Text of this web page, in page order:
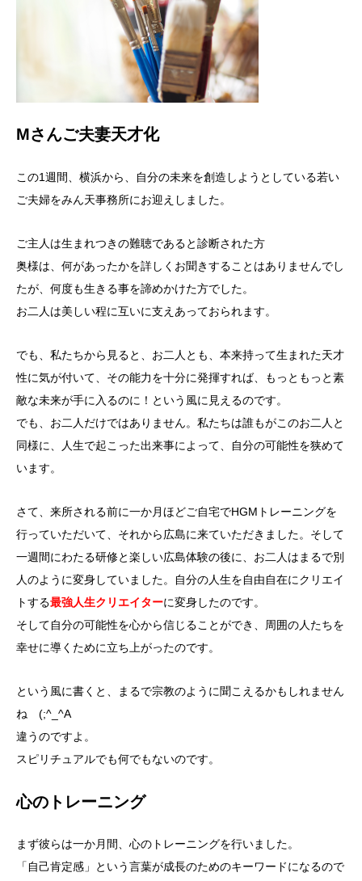
Mさんご夫妻天才化
この1週間、横浜から、自分の未来を創造しようとしている若い
ご夫婦をみん天事務所にお迎えしました。
ご主人は生まれつきの難聴であると診断された方
奥様は、何があったかを詳しくお聞きすることはありませんでし
たが、何度も生きる事を諦めかけた方でした。
お二人は美しい程に互いに支えあっておられます。
でも、私たちから見ると、お二人とも、本来持って生まれた天才
性に気が付いて、その能力を十分に発揮すれば、もっともっと素
敵な未来が手に入るのに！という風に見えるのです。
でも、お二人だけではありません。私たちは誰もがこのお二人と
同様に、人生で起こった出来事によって、自分の可能性を狭めて
います。
さて、来所される前に一か月ほどご自宅でHGMトレーニングを
行っていただいて、それから広島に来ていただきました。そして
一週間にわたる研修と楽しい広島体験の後に、お二人はまるで別
人のように変身していました。自分の人生を自由自在にクリエイ
トする最強人生クリエイターに変身したのです。
そして自分の可能性を心から信じることができ、周囲の人たちを
幸せに導くために立ち上がったのです。
という風に書くと、まるで宗教のように聞こえるかもしれません
ね (;^_^A
違うのですよ。
スピリチュアルでも何でもないのです。
心のトレーニング
まず彼らは一か月間、心のトレーニングを行いました。
「自己肯定感」という言葉が成長のためのキーワードになるので